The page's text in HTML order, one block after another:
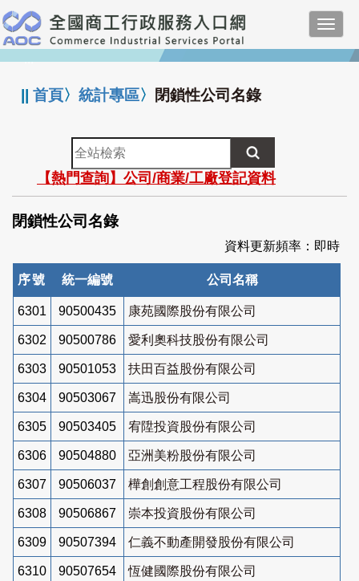
跳
到
主
要
:::
||首頁〉統計專區〉 閉鎖性公司名錄
全
站
檢
索
【熱門查詢】公司/商業/工廠登記資料
閉鎖性公司名錄
資料更新頻率：即時
序號 統一編號 公司名稱
6301 90500435 康苑國際股份有限公司
6302 90500786 愛利奧科技股份有限公司
6303 90501053 扶田百益股份有限公司
6304 90503067 嵩迅股份有限公司
6305 90503405 宥陞投資股份有限公司
6306 90504880 亞洲美粉股份有限公司
6307 90506037 樺創創意工程股份有限公司
6308 90506867 崇本投資股份有限公司
6309 90507394 仁義不動產開發股份有限公司
6310 90507654 恆健國際股份有限公司